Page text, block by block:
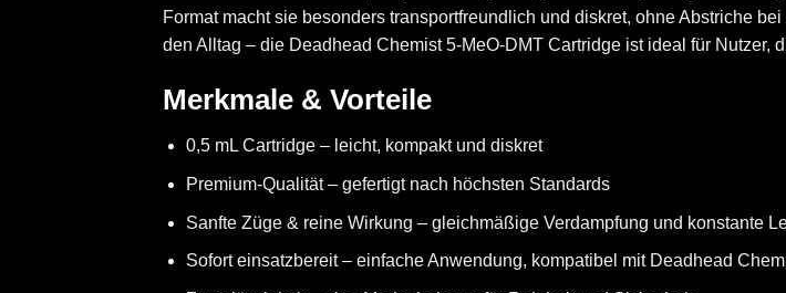
Format macht sie besonders transportfreundlich und diskret, ohne Abstriche
den Alltag – die Deadhead Chemist 5-MeO-DMT Cartridge ist ideal für Nutzer,
Merkmale & Vorteile
0,5 mL Cartridge – leicht, kompakt und diskret
Premium-Qualität – gefertigt nach höchsten Standards
Sanfte Züge & reine Wirkung – gleichmäßige Verdampfung und konstante
Sofort einsatzbereit – einfache Anwendung, kompatibel mit Deadhead